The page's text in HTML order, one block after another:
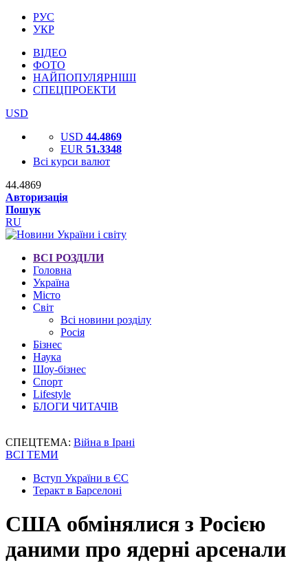
РУС
УКР
ВІДЕО
ФОТО
НАЙПОПУЛЯРНІШІ
СПЕЦПРОЕКТИ
USD
USD 44.4869
EUR 51.3348
Всі курси валют
44.4869
Авторизація
Пошук
RU
ВСІ РОЗДІЛИ
Головна
Україна
Місто
Світ
Всі новини розділу
Росія
Бізнес
Наука
Шоу-бізнес
Спорт
Lifestyle
БЛОГИ ЧИТАЧІВ
СПЕЦТЕМА: Війна в Ірані
ВСІ ТЕМИ
Вступ України в ЄС
Теракт в Барселоні
США обмінялися з Росією
даними про ядерні арсенали